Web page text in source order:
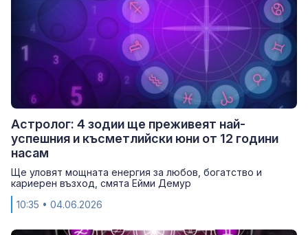
Астролог: 4 зодии ще преживеят най-
успешния и късметлийски юни от 12 години
насам
Ще уловят мощната енергия за любов, богатство и
кариерен възход, смята Ейми Демур
10:35 • 04.06.2026